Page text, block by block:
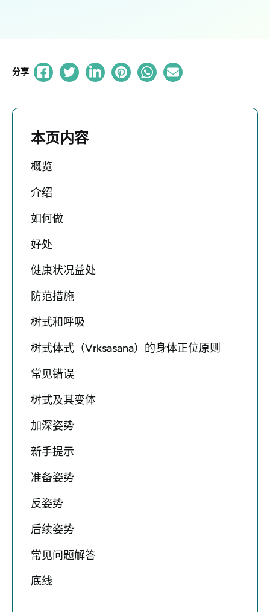
分享
本页内容
概览
介绍
如何做
好处
健康状况益处
防范措施
树式和呼吸
树式体式（Vrksasana）的身体正位原则
常见错误
树式及其变体
加深姿势
新手提示
准备姿势
反姿势
后续姿势
常见问题解答
底线